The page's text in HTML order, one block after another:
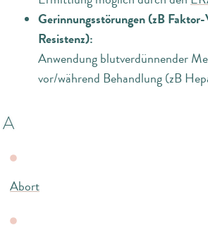
Gerinnungsstörungen (zB
Resistenz):
Anwendung blutverdünnender
vor/während Behandlung (zB
A
Abort